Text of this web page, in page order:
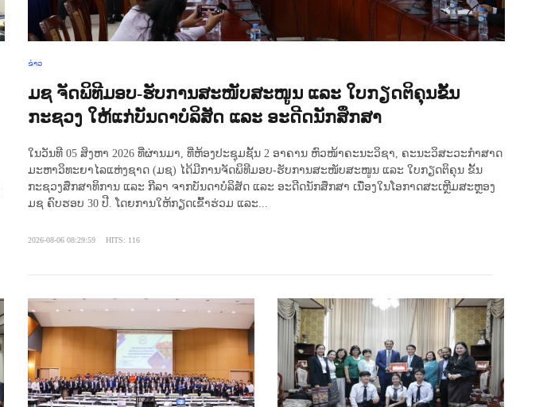
ຂ່າວ
ມຊ ຈັດພິທີມອບ-ຮັບການສະໜັບສະໜູນ ແລະ ໃບກຽດຕິຄຸນຂັ້ນ
ກະຊວງ ໃຫ້ແກ່ບັນດາບໍລິສັດ ແລະ ອະດີດນັກສຶກສາ
ໃນວັນທີ 05 ສິງຫາ 2026 ທີ່ຜ່ານມາ, ທີ່ຫ້ອງປະຊຸມຊັ້ນ 2 ອາຄານ ຫົວໜ້າຄະນະວິຊາ, ຄະນະວິສະວະກຳສາດ
ມະຫາວິທະຍາໄລແຫ່ງຊາດ (ມຊ) ໄດ້ມີການຈັດພິທີມອບ-ຮັບການສະໜັບສະໜູນ ແລະ ໃບກຽດຕິຄຸນ ຂັ້ນ
ກະຊວງສຶກສາທິການ ແລະ ກີລາ ຈາກບັນດາບໍລິສັດ ແລະ ອະດີດນັກສຶກສາ ເນື່ອງໃນໂອກາດສະເຫຼີມສະຫຼອງ
ມຊ ຄົບຮອບ 30 ປີ. ໂດຍການໃຫ້ກຽດເຂົ້າຮ່ວມ ແລະ...
2026-08-06 08:29:59 HITS: 116